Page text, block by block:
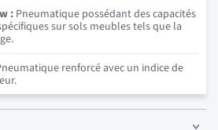
: Pneumatique possédant des capacités
sur sols meubles tels que la
renforcé avec un indice de